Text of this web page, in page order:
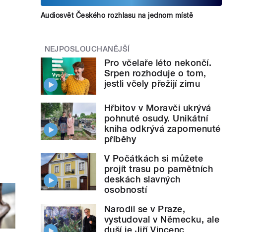
Audiosvět Českého rozhlasu na jednom místě
NEJPOSLOUCHANĚJŠÍ
Pro včelaře léto nekončí.
Srpen rozhoduje o tom,
jestli včely přežijí zimu
Hřbitov v Moravči ukrývá
pohnuté osudy. Unikátní
kniha odkrývá zapomenuté
příběhy
V Počátkách si můžete
projít trasu po pamětních
deskách slavných
osobností
Narodil se v Praze,
vystudoval v Německu, ale
duší je Jiří Vincenc